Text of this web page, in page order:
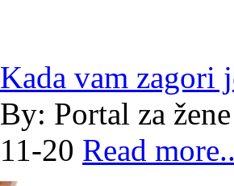
Kada vam zagori
By: Portal za žene
11-20 Read